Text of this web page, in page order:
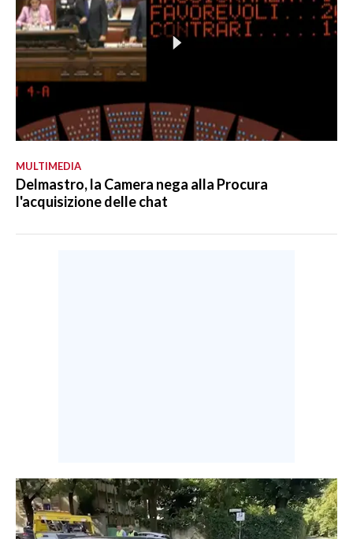
MULTIMEDIA
Delmastro, la Camera nega alla Procura
l'acquisizione delle chat